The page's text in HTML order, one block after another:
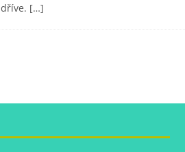
dříve. […]